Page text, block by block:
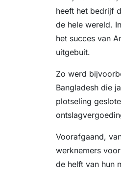
heeft het bedrijf
de hele wereld.
het succes van
uitgebuit.
Zo werd
Bangladesh die
plotseling
Voorafgaand,
werknemers
de helft van hun